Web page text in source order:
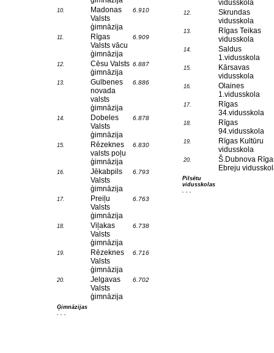
10.
Madonas
Valsts
ģimnāzija
6.910
11.
Rīgas
Valsts vācu
ģimnāzija
6.909
12.
Cēsu Valsts
ģimnāzija
6.887
13.
Gulbenes
novada
valsts
ģimnāzija
6.886
14.
Dobeles
Valsts
ģimnāzija
6.878
15.
Rēzeknes
valsts poļu
ģimnāzija
6.830
16.
Jēkabpils
Valsts
ģimnāzija
6.793
17.
Preiļu
Valsts
ģimnāzija
6.763
18.
Viļakas
Valsts
ģimnāzija
6.738
19.
Rēzeknes
Valsts
ģimnāzija
6.716
20.
Jelgavas
Valsts
ģimnāzija
6.702
Ģimnāzijas
. . .
vidusskola
12.
Skrundas
vidusskola
13.
Rīgas Teikas
vidusskola
14.
Saldus
1.vidusskola
15.
Kārsavas
vidusskola
16.
Olaines
1.vidusskola
17.
Rīgas
34.vidusskola
18.
Rīgas
94.vidusskola
19.
Rīgas Kultūru
vidusskola
20.
Š.Dubnova
Ebreju
Pilsētu
vidusskolas
. . .